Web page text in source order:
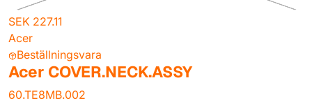
SEK 227.11
Acer
Beställningsvara
Acer COVER.NECK.ASSY
60.TE8MB.002